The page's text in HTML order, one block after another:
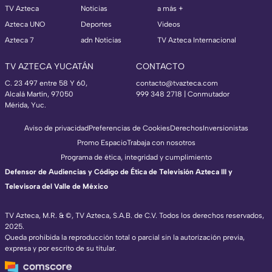
TV Azteca
Azteca UNO
Azteca 7
Noticias
Deportes
adn Noticias
a más +
Videos
TV Azteca Internacional
TV AZTECA YUCATÁN
C. 23 497 entre 58 Y 60,
Alcalá Martín, 97050
Mérida, Yuc.
CONTACTO
contacto@tvazteca.com
999 348 2718 | Conmutador
TV Azteca, M.R. & ©, TV Azteca, S.A.B. de C.V. Todos los derechos reservados,
2025.
Queda prohibida la reproducción total o parcial sin la autorización previa,
expresa y por escrito de su titular.
Aviso de privacidadPreferencias de CookiesDerechosInversionistas
Promo EspacioTrabaja con nosotros
Programa de ética, integridad y cumplimiento
Defensor de Audiencias y Código de Ética de Televisión Azteca III y
Televisora del Valle de México